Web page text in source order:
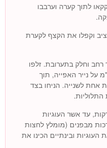
לתוך קערה וערבבו
וקפלו את הקצף לקערת
רחב וחלק בתערובת. זלפו
בקוטר של 3 ס"מ על נייר האפייה, תוך
אחת לשנייה. הניחו בצד
לתנור ל-15-20 דקות, עד אשר העוגיות
מבפנים (מומלץ לחצות
העוגיות ובינתיים הכינו את